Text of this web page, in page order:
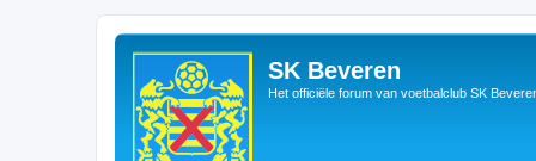
SK Beveren
Het officiële forum van voetbalclub SK